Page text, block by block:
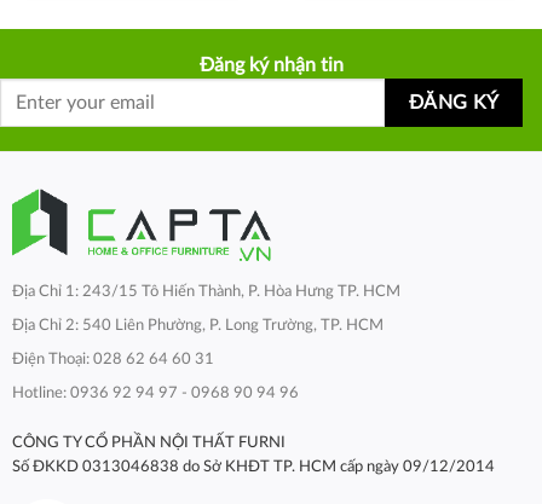
Đăng ký nhận tin
Địa Chỉ 1: 243/15 Tô Hiến Thành, P. Hòa Hưng TP. HCM
Địa Chỉ 2: 540 Liên Phường, P. Long Trường, TP. HCM
Điện Thoại: 028 62 64 60 31
Hotline: 0936 92 94 97 - 0968 90 94 96
CÔNG TY CỔ PHẦN NỘI THẤT FURNI
Số ĐKKD 0313046838 do Sở KHĐT TP. HCM cấp ngày 09/12/2014